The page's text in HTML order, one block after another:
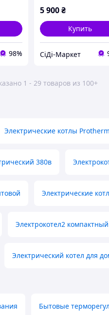
98%
(15 кВт, [Склад: Київ
№2]
5 900₴
Купить
СіДі-Маркет
1 - 29 товаров из 100+
Электрические котлы
380в
Электрические
Электрокотел2
Электрический котел для
Бытовые